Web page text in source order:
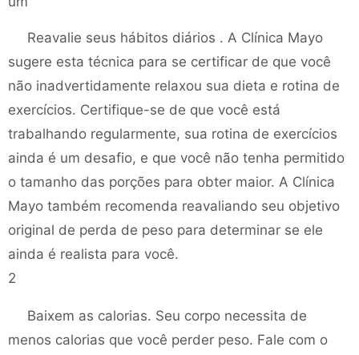
Reavalie seus hábitos diários . A Clínica Mayo
sugere esta técnica para se certificar de que você
não inadvertidamente relaxou sua dieta e rotina de
exercícios. Certifique-se de que você está
trabalhando regularmente, sua rotina de exercícios
ainda é um desafio, e que você não tenha permitido
o tamanho das porções para obter maior. A Clínica
Mayo também recomenda reavaliando seu objetivo
original de perda de peso para determinar se ele
ainda é realista para você.
2
Baixem as calorias. Seu corpo necessita de
menos calorias que você perder peso. Fale com o